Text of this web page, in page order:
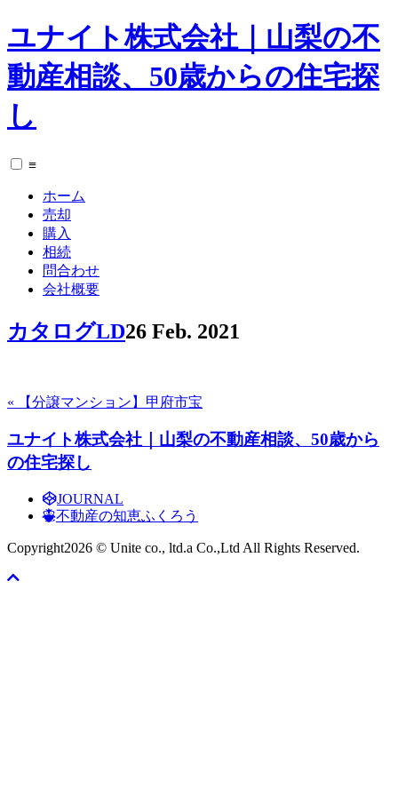
ユナイト株式会社｜山梨の不
動産相談、50歳からの住宅探
し
≡
ホーム
売却
購入
相続
問合わせ
会社概要
カタログLD26 Feb. 2021
« 【分譲マンション】甲府市宝
ユナイト株式会社｜山梨の不動産相談、50歳から
の住宅探し
JOURNAL
不動産の知恵ふくろう
Copyright2026 © Unite co., ltd.a Co.,Ltd All Rights Reserved.